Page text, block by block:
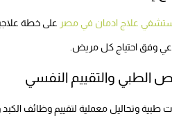
علاج ادمان في مصر على خطة
وفق احتياج كل مريض.
الطبي والتقييم النفسي
طبية وتحاليل معملية لتقييم وظائف الكبد